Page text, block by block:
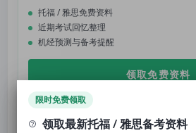
托福 / 雅思免费资料
近期考试回忆整理
机经预测与备考提醒
领取免费资料
点击↑ 托你的福回复"资料",领取全科备考资料
限时免费领取
领取最新托福 / 雅思备考资料